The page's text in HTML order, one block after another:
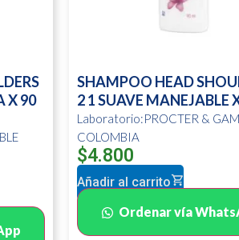
X 90
SHAMPOO HEAD
2 1 SUAVE MANEJABLE
Laboratorio:PROCTER &
COLOMBIA
$4.800
Añadir al carrito
Ordenar vía